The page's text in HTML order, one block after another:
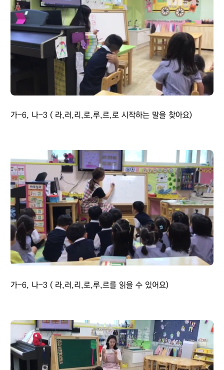
가-6, 나-3 ( 라,러,리,로,루,르,로 시작하는 말을 찾아요)
가-6, 나-3 ( 라,러,리,로,루,르를 읽을 수 있어요)